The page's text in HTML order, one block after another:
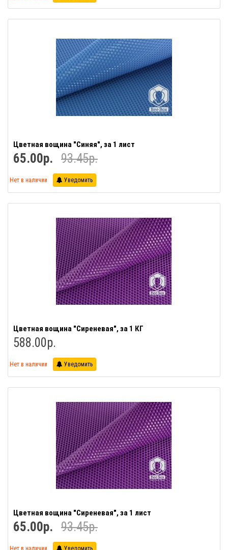
Цветная вощина "Синяя", за 1 лист
65.00р. 93.45р.
Нет в наличии Уведомить
Цветная вощина "Сиреневая", за 1 КГ
588.00р.
Нет в наличии Уведомить
Цветная вощина "Сиреневая", за 1 лист
65.00р. 93.45р.
Нет в наличии Уведомить